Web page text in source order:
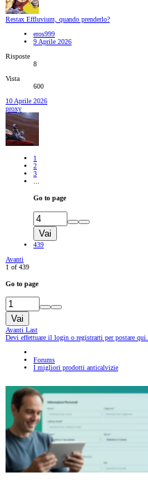
Restax Effluvium, quando prenderlo?
eros999
9 Aprile 2026
Risposte
8
Vista
600
10 Aprile 2026
proxy
1
2
3
Go to page
Vai
439
Avanti
1 of 439
Go to page
Vai
Avanti Last
Devi effettuare il login o registrarti per postare qui.
Forums
I migliori prodotti anticalvizie